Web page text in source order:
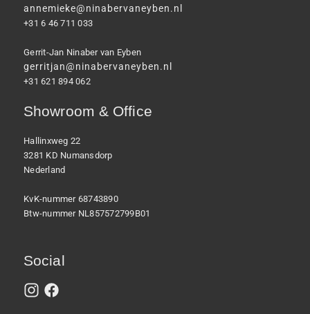
annemieke@ninabervaneyben.nl
+31 6 46 711 033
Gerrit-Jan Ninaber van Eyben
gerritjan@ninabervaneyben.nl
+31 621 894 062
Showroom & Office
Hallinxweg 22
3281 KD Numansdorp
Nederland
KvK-nummer 68743890
Btw-nummer NL857572799B01
Social